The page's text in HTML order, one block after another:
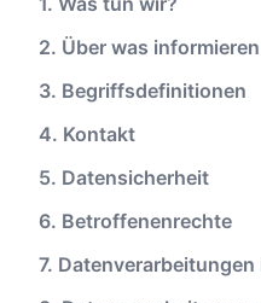
2. Über was
3. Begriffsdefinitionen
4. Kontakt
5. Datensicherheit
6. Betroffenenrechte
7. Datenverarbeitungen